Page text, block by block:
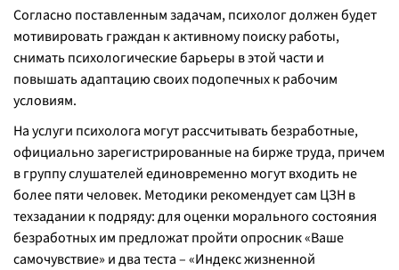
Согласно поставленным задачам, психолог должен будет
мотивировать граждан к активному поиску работы,
снимать психологические барьеры в этой части и
повышать адаптацию своих подопечных к рабочим
условиям.
На услуги психолога могут рассчитывать безработные,
официально зарегистрированные на бирже труда, причем
в группу слушателей единовременно могут входить не
более пяти человек. Методики рекомендует сам ЦЗН в
техзадании к подряду: для оценки морального состояния
безработных им предложат пройти опросник «Ваше
самочувствие» и два теста – «Индекс жизненной